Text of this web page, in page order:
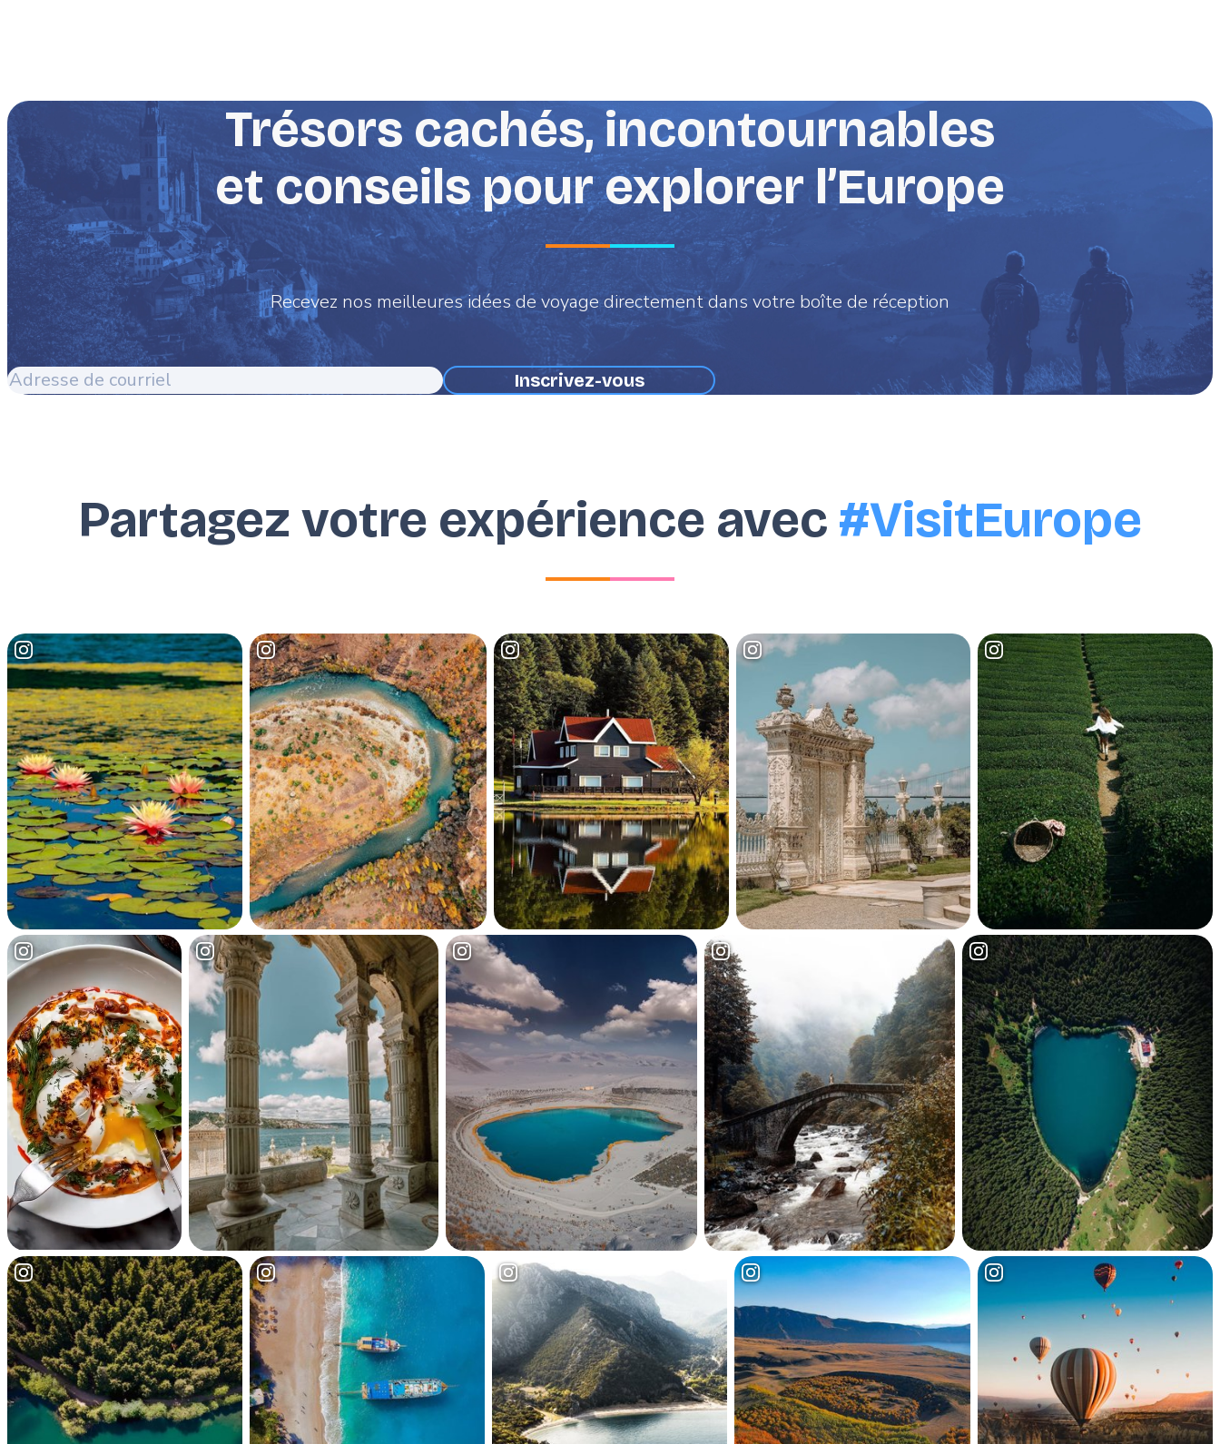
laquelle est la meilleure.
Trésors cachés, incontournables
et conseils pour explorer l’Europe
Recevez nos meilleures idées de voyage directement dans votre boîte de réception
Adresse
Partagez votre expérience avec #VisitEurope